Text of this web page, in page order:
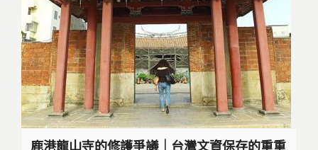
鹿港龍山寺的修護爭議｜台灣文資保存的重重